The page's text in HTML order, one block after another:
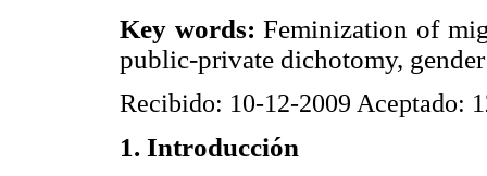
Key words: Feminization of
public-private dichotomy,
Recibido: 10-12-2009 Aceptado:
1. Introducción